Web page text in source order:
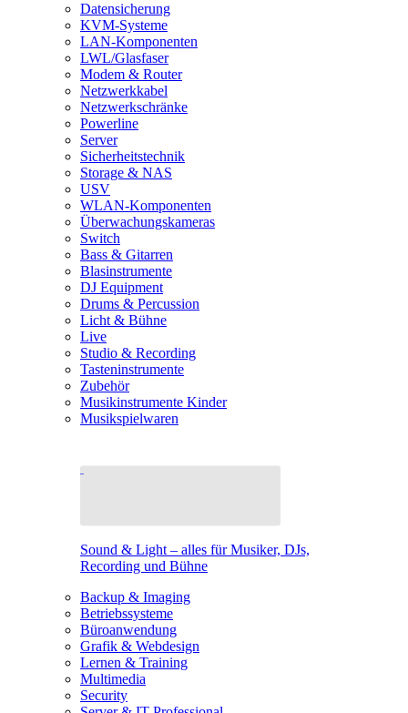
Datensicherung
KVM-Systeme
LAN-Komponenten
LWL/Glasfaser
Modem & Router
Netzwerkkabel
Netzwerkschränke
Powerline
Server
Sicherheitstechnik
Storage & NAS
USV
WLAN-Komponenten
Überwachungskameras
Switch
Bass & Gitarren
Blasinstrumente
DJ Equipment
Drums & Percussion
Licht & Bühne
Live
Studio & Recording
Tasteninstrumente
Zubehör
Musikinstrumente Kinder
Musikspielwaren
Sound & Light – alles für Musiker, DJs,
Recording und Bühne
Backup & Imaging
Betriebssysteme
Büroanwendung
Grafik & Webdesign
Lernen & Training
Multimedia
Security